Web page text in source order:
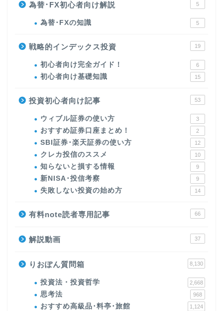
為替･FX初心者向け解説 5
為替･FXの知識 5
戦略的インデックス投資 19
初心者向け完全ガイド！ 6
初心者向け基礎知識 15
投資初心者向け記事 53
ウィブル証券の使い方 3
おすすめ証券口座まとめ！ 2
SBI証券･楽天証券の使い方 12
クレカ投信のススメ 10
知らないと損する情報 9
新NISA･投信考察 9
失敗しない投資の始め方 14
有料note読者専用記事 66
解説動画 37
りおぽん質問箱 8,130
投資法・投資哲学 2,668
思考法 968
おすすめ高級品･料亭･旅館 1,124